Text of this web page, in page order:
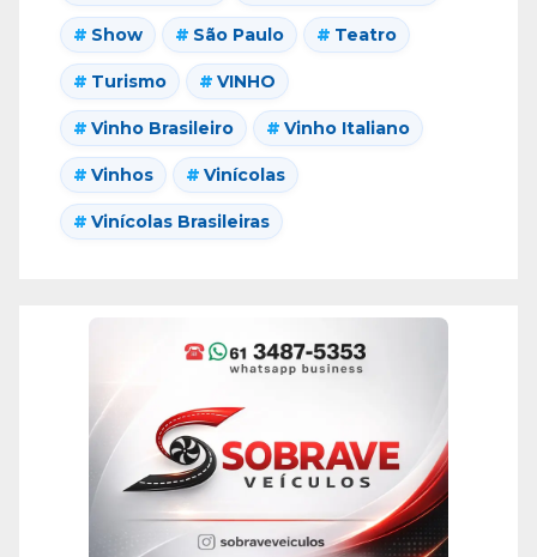
Show São Paulo Teatro
Turismo VINHO
Vinho Brasileiro Vinho Italiano
Vinhos Vinícolas
Vinícolas Brasileiras